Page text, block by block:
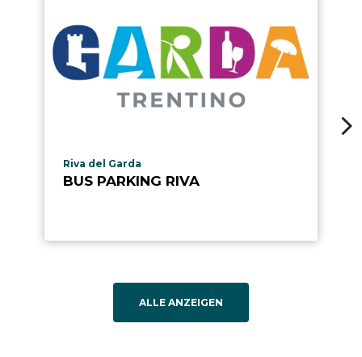
aria.poi_location_prefix
Riva del Garda
BUS PARKING RIVA
ALLE ANZEIGEN